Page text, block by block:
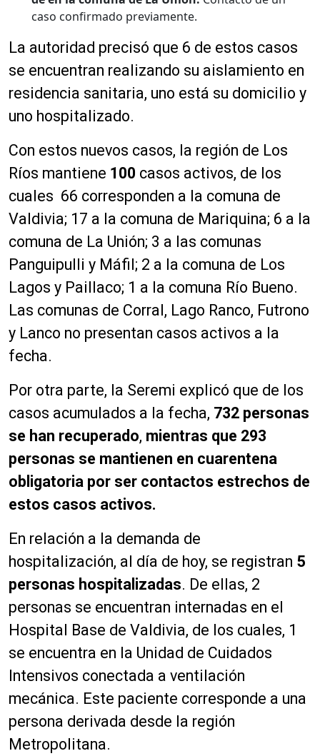
caso confirmado previamente.
La autoridad precisó que 6 de estos casos
se encuentran realizando su aislamiento en
residencia sanitaria, uno está su domicilio y
uno hospitalizado.
Con estos nuevos casos, la región de Los
Ríos mantiene 100 casos activos, de los
cuales 66 corresponden a la comuna de
Valdivia; 17 a la comuna de Mariquina; 6 a la
comuna de La Unión; 3 a las comunas
Panguipulli y Máfil; 2 a la comuna de Los
Lagos y Paillaco; 1 a la comuna Río Bueno.
Las comunas de Corral, Lago Ranco, Futrono
y Lanco no presentan casos activos a la
fecha.
Por otra parte, la Seremi explicó que de los
casos acumulados a la fecha, 732 personas
se han recuperado, mientras que 293
personas se mantienen en cuarentena
obligatoria por ser contactos estrechos de
estos casos activos.
En relación a la demanda de
hospitalización, al día de hoy, se registran 5
personas hospitalizadas. De ellas, 2
personas se encuentran internadas en el
Hospital Base de Valdivia, de los cuales, 1
se encuentra en la Unidad de Cuidados
Intensivos conectada a ventilación
mecánica. Este paciente corresponde a una
persona derivada desde la región
Metropolitana.